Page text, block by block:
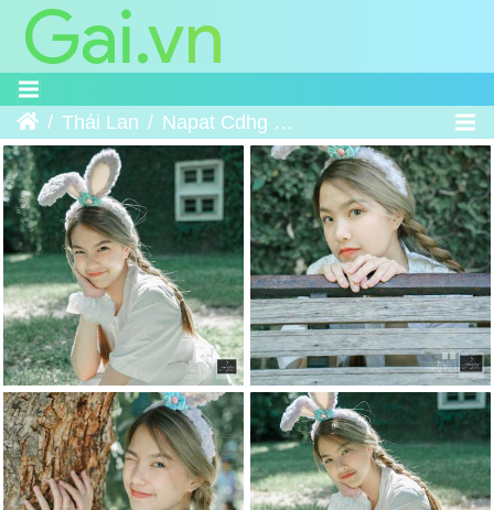
Trang chủThái Lan Napat Cdhg Gam Bunny Girl